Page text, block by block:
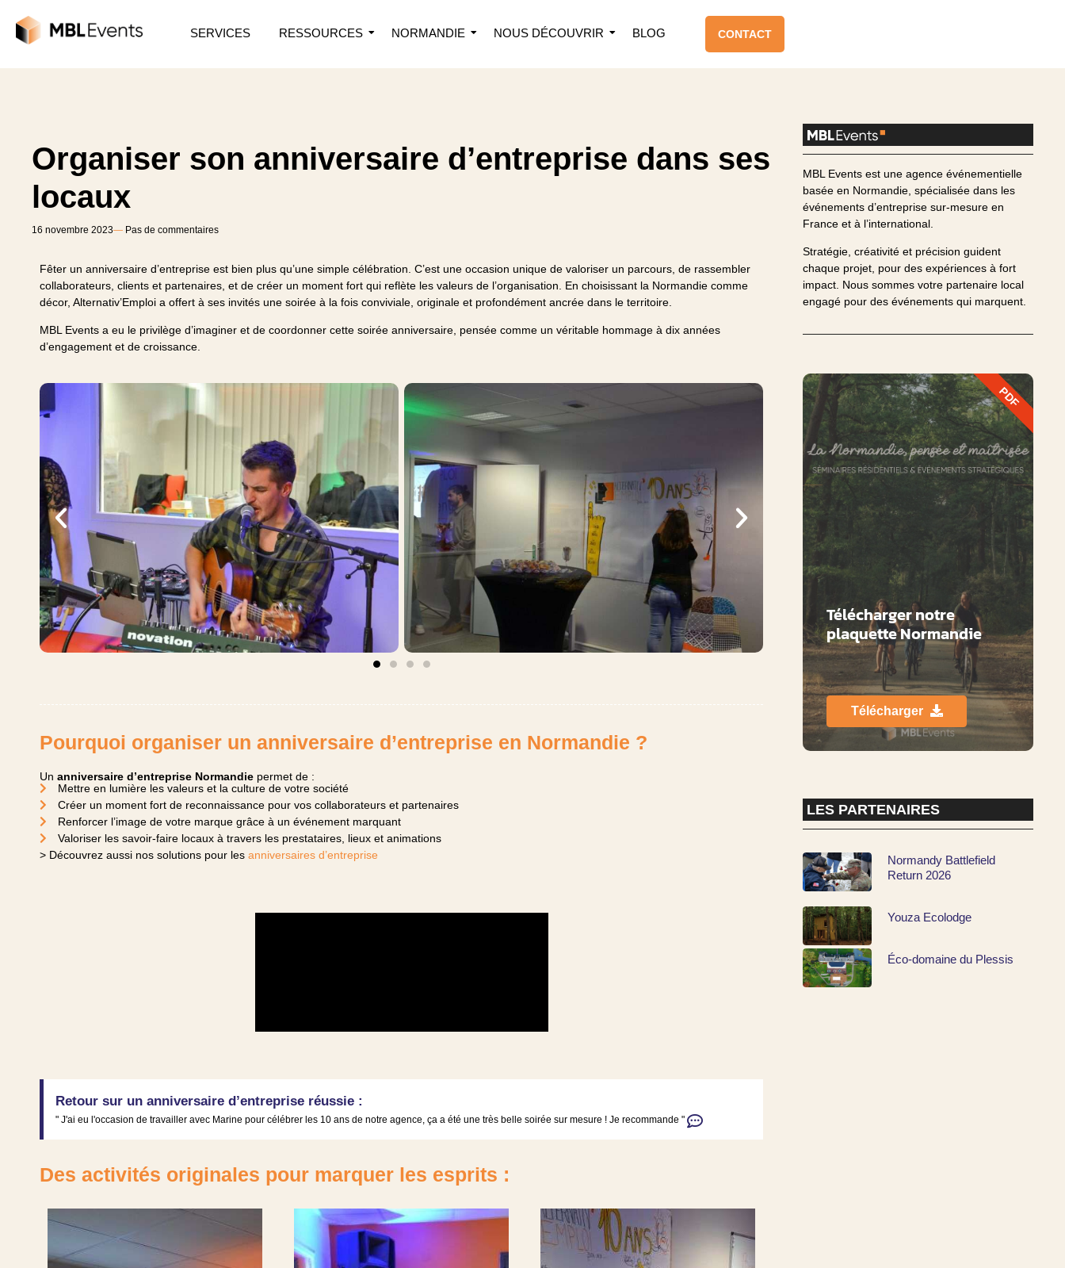
CONTACT
SERVICES RESSOURCES NORMANDIE NOUS DÉCOUVRIR BLOG
Organiser son anniversaire d’entreprise dans ses
locaux
16 novembre 2023― Pas de commentaires
Fêter un anniversaire d’entreprise est bien plus qu’une simple célébration. C’est une occasion unique de valoriser un parcours, de rassembler
collaborateurs, clients et partenaires, et de créer un moment fort qui reflète les valeurs de l’organisation. En choisissant la Normandie comme
décor, Alternativ’Emploi a offert à ses invités une soirée à la fois conviviale, originale et profondément ancrée dans le territoire.
MBL Events a eu le privilège d’imaginer et de coordonner cette soirée anniversaire, pensée comme un véritable hommage à dix années
d’engagement et de croissance.
Pourquoi organiser un anniversaire d’entreprise en Normandie ?
Un anniversaire d’entreprise Normandie permet de :
Mettre en lumière les valeurs et la culture de votre société
Créer un moment fort de reconnaissance pour vos collaborateurs et partenaires
Renforcer l’image de votre marque grâce à un événement marquant
Valoriser les savoir-faire locaux à travers les prestataires, lieux et animations
> Découvrez aussi nos solutions pour les anniversaires d’entreprise
Retour sur un anniversaire d’entreprise réussie :
" J'ai eu l'occasion de travailler avec Marine pour célébrer les 10 ans de notre agence, ça a été une très belle soirée sur mesure ! Je recommande "
Des activités originales pour marquer les esprits :
MBL Events est une agence événementielle
basée en Normandie, spécialisée dans les
événements d’entreprise sur-mesure en
France et à l’international.
Stratégie, créativité et précision guident
chaque projet, pour des expériences à fort
impact. Nous sommes votre partenaire local
engagé pour des événements qui marquent.
Télécharger notre
plaquette Normandie
Télécharger
PDF
LES PARTENAIRES
Normandy Battlefield
Return 2026
Youza Ecolodge
Éco-domaine du Plessis